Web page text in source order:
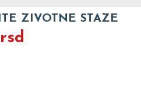
ZIVOTNE STAZE